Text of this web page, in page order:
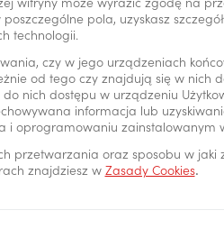
Mastercard PeoPay KIDS,
stosowne oświadczenia.
PeoPay KIDS i tego
200 zł.
dnia w okresie
Do 30 września 2026 r.
witryny może wyrazić zgodę na
pola, uzyskasz
technologii.
czy w jego urządzeniach
od tego czy znajdują się w nich
nich dostępu w urządzeniu
informacja lub
i oprogramowaniu zainstalowanym
przetwarzania oraz sposobu w jaki
znajdziesz w Zasady Cookies.